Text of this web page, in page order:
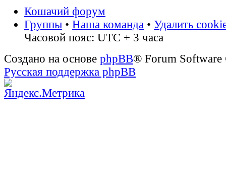
Кошачий форум
Группы • Наша команда • Удалить
Часовой пояс: UTC + 3 часа
Создано на основе phpBB® Forum
Русская поддержка phpBB